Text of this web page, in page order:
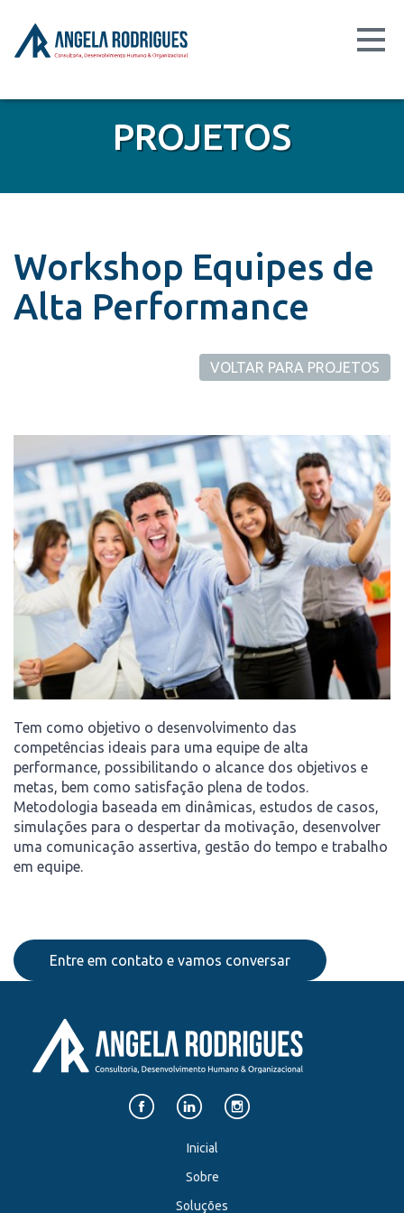
PROJETOS
Workshop Equipes de
Alta Performance
VOLTAR PARA PROJETOS
Tem como objetivo o desenvolvimento das
competências ideais para uma equipe de alta
performance, possibilitando o alcance dos objetivos e
metas, bem como satisfação plena de todos.
Metodologia baseada em dinâmicas, estudos de casos,
simulações para o despertar da motivação, desenvolver
uma comunicação assertiva, gestão do tempo e trabalho
em equipe.
Entre em contato e vamos conversar
Inicial
Sobre
Soluções